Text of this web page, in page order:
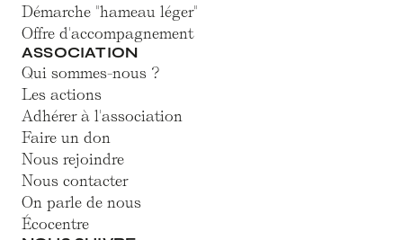
Démarche "hameau léger"
Offre d'accompagnement
ASSOCIATION
Qui sommes-nous ?
Les actions
Adhérer à l'association
Faire un don
Nous rejoindre
Nous contacter
On parle de nous
Écocentre